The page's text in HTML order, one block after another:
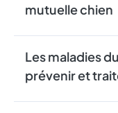
mutuelle chien
Les maladies
prévenir et